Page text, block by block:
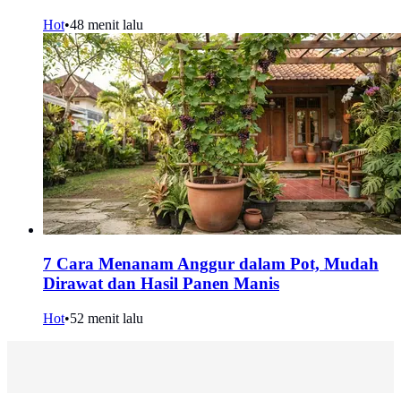
Hot•48 menit lalu
7 Cara Menanam Anggur dalam Pot, Mudah
Dirawat dan Hasil Panen Manis
Hot•52 menit lalu